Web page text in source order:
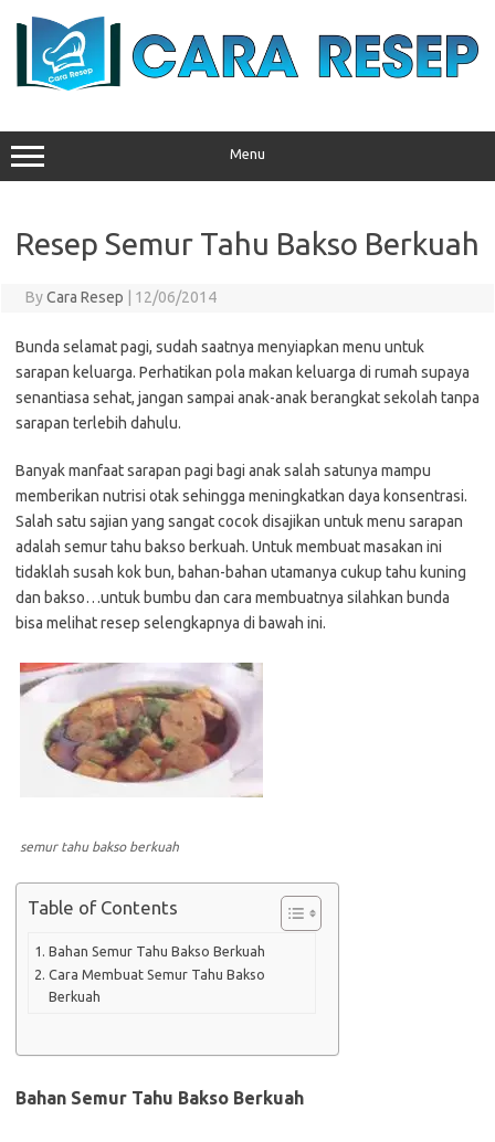
Menu
Resep Semur Tahu Bakso Berkuah
ByCara Resep 12/06/2014
Bunda selamat pagi, sudah saatnya menyiapkan menu untuk
sarapan keluarga. Perhatikan pola makan keluarga di rumah supaya
senantiasa sehat, jangan sampai anak-anak berangkat sekolah tanpa
sarapan terlebih dahulu.
Banyak manfaat sarapan pagi bagi anak salah satunya mampu
memberikan nutrisi otak sehingga meningkatkan daya konsentrasi.
Salah satu sajian yang sangat cocok disajikan untuk menu sarapan
adalah semur tahu bakso berkuah. Untuk membuat masakan ini
tidaklah susah kok bun, bahan-bahan utamanya cukup tahu kuning
dan bakso…untuk bumbu dan cara membuatnya silahkan bunda
bisa melihat resep selengkapnya di bawah ini.
semur tahu bakso berkuah
Table of Contents
Bahan Semur Tahu Bakso Berkuah
Cara Membuat Semur Tahu Bakso
Berkuah
Bahan Semur Tahu Bakso Berkuah